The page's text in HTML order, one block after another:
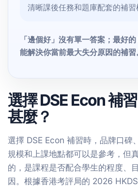
清晰課後任務和題庫配套的補習
「邊個好」沒有單一答案；最好
能解決你當前最大失分原因的補習
選擇 DSE Econ 補
甚麼？
選擇 DSE Econ 補習時，品牌口碑
規模和上課地點都可以是參考，但
的，是課程是否配合學生的程度、
因。根據香港考評局的 2026